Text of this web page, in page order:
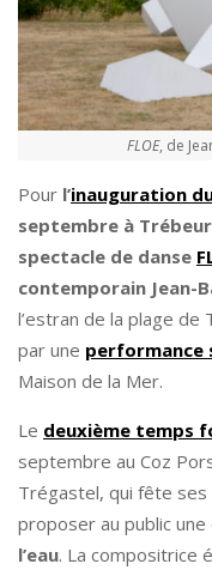
FLOE, de
Pour l’inauguration
septembre à
spectacle de danse
contemporain Jean-
l’estran de la plage
par une performance
Maison de la Mer.
Le deuxième temps
septembre au Coz
Trégastel, qui fête ses
proposer au public
l’eau. La compositrice